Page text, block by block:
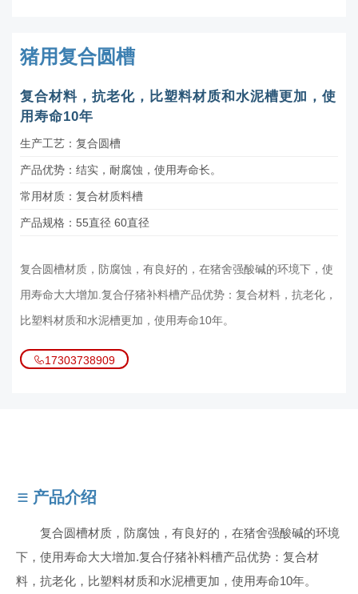
猪用复合圆槽
复合材料，抗老化，比塑料材质和水泥槽更加，使
用寿命10年
生产工艺：复合圆槽
产品优势：结实，耐腐蚀，使用寿命长。
常用材质：复合材质料槽
产品规格：55直径 60直径
复合圆槽材质，防腐蚀，有良好的，在猪舍强酸碱的环境下，使
用寿命大大增加.复合仔猪补料槽产品优势：复合材料，抗老化，
比塑料材质和水泥槽更加，使用寿命10年。
17303738909
产品介绍
复合圆槽材质，防腐蚀，有良好的，在猪舍强酸碱的环境
下，使用寿命大大增加.复合仔猪补料槽产品优势：复合材
料，抗老化，比塑料材质和水泥槽更加，使用寿命10年。